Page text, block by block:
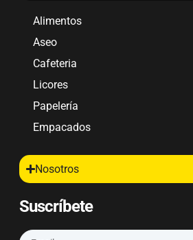
Alimentos
Aseo
Cafeteria
Licores
Papelería
Empacados
Nosotros
Suscríbete